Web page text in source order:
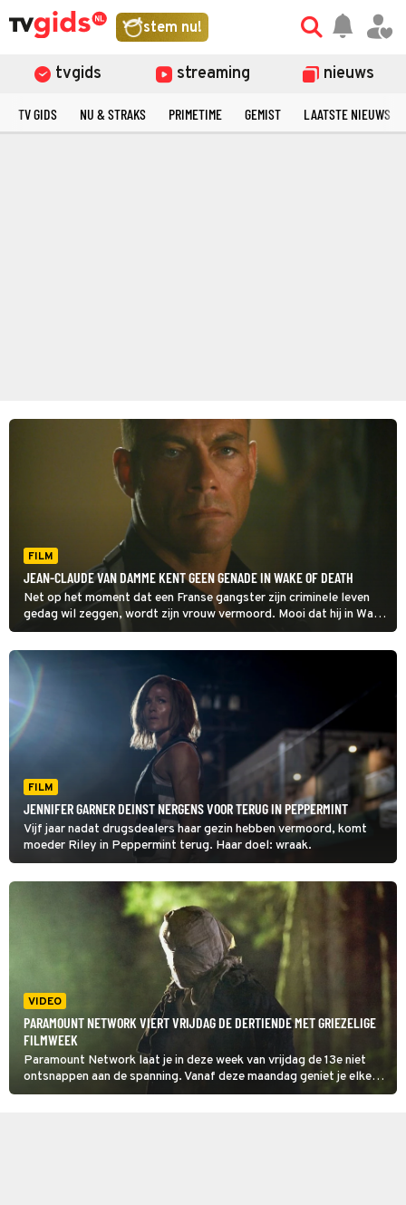
stem nu!
tvgids streaming nieuws
TV GIDS NU & STRAKS PRIMETIME GEMIST LAATSTE NIEUWS
FILM
JEAN-CLAUDE VAN DAMME KENT GEEN GENADE IN WAKE OF DEATH
Net op het moment dat een Franse gangster zijn criminele leven
gedag wil zeggen, wordt zijn vrouw vermoord. Mooi dat hij in Wake
of Death niet zal rusten voor hij haar gewroken heeft.
FILM
JENNIFER GARNER DEINST NERGENS VOOR TERUG IN PEPPERMINT
Vijf jaar nadat drugsdealers haar gezin hebben vermoord, komt
moeder Riley in Peppermint terug. Haar doel: wraak.
VIDEO
PARAMOUNT NETWORK VIERT VRIJDAG DE DERTIENDE MET GRIEZELIGE
FILMWEEK
Paramount Network laat je in deze week van vrijdag de 13e niet
ontsnappen aan de spanning. Vanaf deze maandag geniet je elke
avond rond 22:05 uur van de iconische Friday the 13th-reeks.